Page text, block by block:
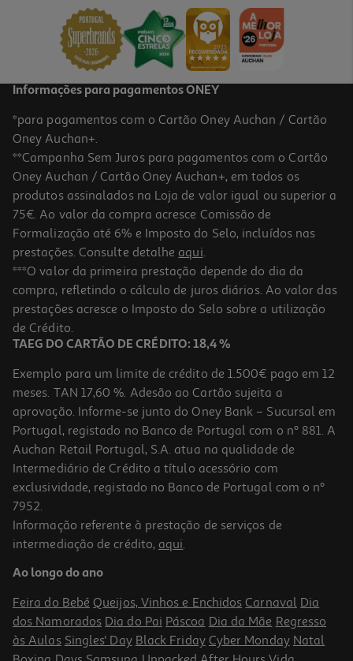
Informações para pagamentos ONEY
*para pagamentos com o Cartão Oney Auchan / Cartão
Oney Auchan+.
**Campanha Sem Juros para pagamentos com o Cartão
Oney Auchan / Cartão Oney Auchan+, em todos os
produtos assinalados na Loja de valor igual ou superior a
75€. Ao valor da compra acresce Comissão de
Formalização até 6% e Imposto do Selo, incluídos nas
prestações. Consulte detalhe aqui.
***O valor da primeira prestação depende do dia da
compra, refletindo o cálculo de juros diários. Ao valor das
prestações acresce o Imposto do Selo sobre a utilização
de Crédito.
TAEG DO CARTÃO DE CRÉDITO: 18,4 %
Exemplo para um limite de crédito de 1.500€ pago em 12
meses. TAN 17,60 %. Adesão ao Cartão sujeita a
aprovação. Informe-se junto do Oney Bank – Sucursal em
Portugal, registado no Banco de Portugal com o nº 881. A
Auchan Retail Portugal, S.A. atua na qualidade de
Intermediário de Crédito a título acessório com
exclusividade, registado no Banco de Portugal com o nº
7952.
Informação referente à prestação de serviços de
intermediação de crédito, aqui.
Ao longo do ano
Feira do Bebé Queijos, Vinhos e Enchidos Carnaval Dia
dos Namorados Dia do Pai Páscoa Dia da Mãe Regresso
às Aulas Singles' Day Black Friday Cyber Monday Natal